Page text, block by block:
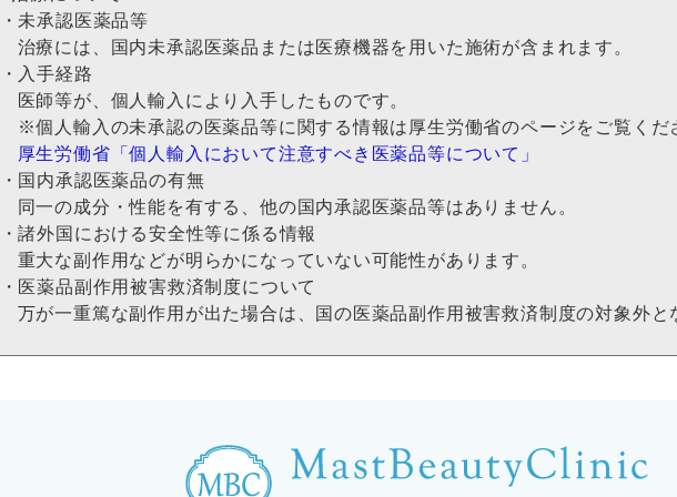
・未承認医薬品等
治療には、国内未承認医薬品または医療機器を用いた施術が含まれます。
・入手経路
医師等が、個人輸入により入手したものです。
※個人輸入の未承認の医薬品等に関する情報は厚生労働省のページをご覧くだ
厚生労働省「個人輸入において注意すべき医薬品等について」
・国内承認医薬品の有無
同一の成分・性能を有する、他の国内承認医薬品等はありません。
・諸外国における安全性等に係る情報
重大な副作用などが明らかになっていない可能性があります。
・医薬品副作用被害救済制度について
万が一重篤な副作用が出た場合は、国の医薬品副作用被害救済制度の対象外と